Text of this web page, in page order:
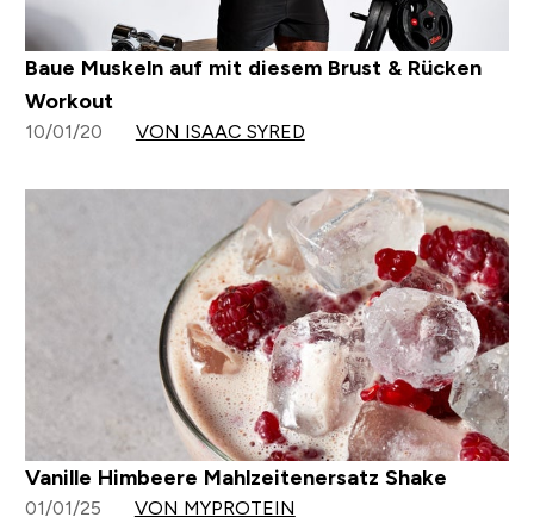
Baue Muskeln auf mit diesem Brust & Rücken
Workout
10/01/20 VON ISAAC SYRED
Vanille Himbeere Mahlzeitenersatz Shake
01/01/25 VON MYPROTEIN